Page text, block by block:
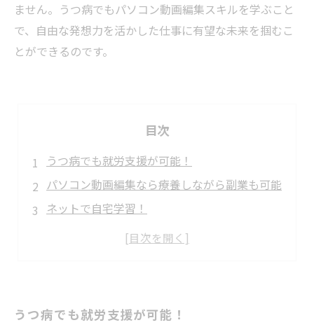
ません。うつ病でもパソコン動画編集スキルを学ぶこと
で、自由な発想力を活かした仕事に有望な未来を掴むこ
とができるのです。
目次
うつ病でも就労支援が可能！
パソコン動画編集なら療養しながら副業も可能
ネットで自宅学習！
うつ病でも就労支援が可能！